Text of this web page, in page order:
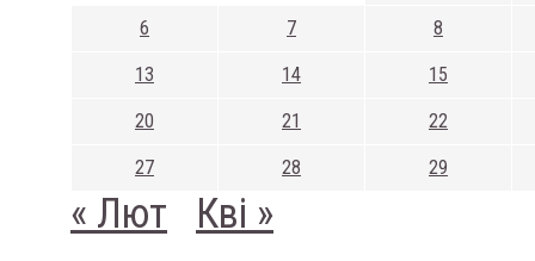
6 7 8
13 14 15
20 21 22
27 28 29
« Лют Кві »